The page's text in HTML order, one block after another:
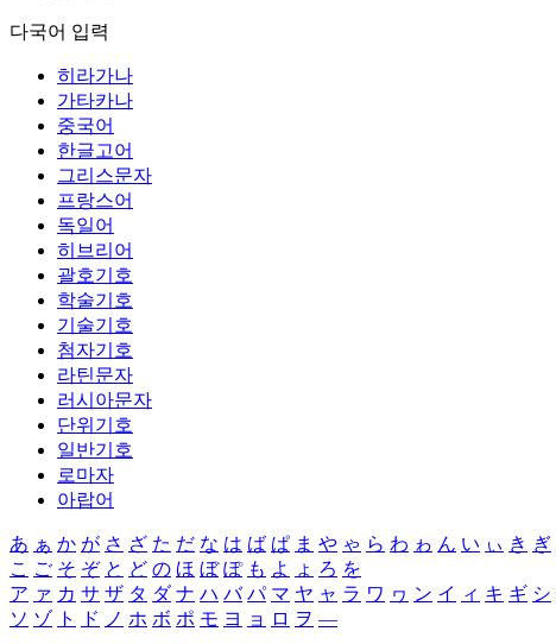
다국어 입력
히라가나
가타카나
중국어
한글고어
그리스문자
프랑스어
독일어
히브리어
괄호기호
학술기호
기술기호
첨자기호
라틴문자
러시아문자
단위기호
일반기호
로마자
아랍어
あ ぁ か が さ ざ た だ な は ば ぱ ま や ゃ ら わ ゎ ん い ぃ き ぎ
こ ご そ ぞ と ど の ほ ぼ ぽ も よ ょ ろ を
ア ァ カ サ ザ タ ダ ナ ハ バ パ マ ヤ ャ ラ ワ ヮ ン イ ィ キ ギ シ
ソ ゾ ト ド ノ ホ ボ ポ モ ヨ ョ ロ ヲ ―